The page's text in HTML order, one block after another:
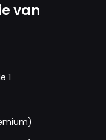
van
1